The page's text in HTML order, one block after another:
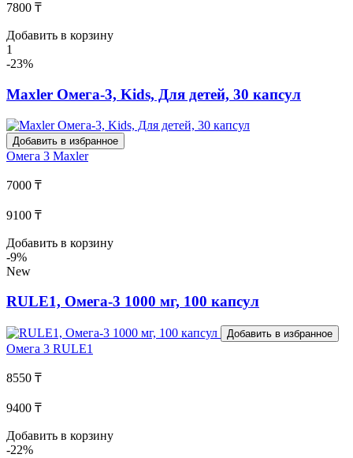
7800 ₸
Добавить в корзину
1
-23%
Maxler Омега-3, Kids, Для детей, 30 капсул
Добавить в избранное
Омега 3 Maxler
7000 ₸
9100 ₸
Добавить в корзину
-9%
New
RULE1, Омега-3 1000 мг, 100 капсул
Добавить в избранное
Омега 3 RULE1
8550 ₸
9400 ₸
Добавить в корзину
-22%